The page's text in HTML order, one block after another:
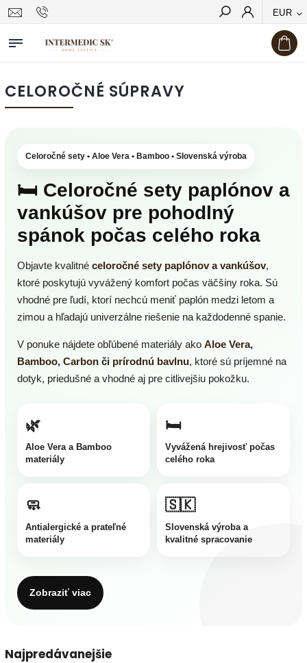
EUR
Hľadať
CELOROČNÉ SÚPRAVY
Celoročné sety • Aloe Vera • Bamboo • Slovenská výroba
🛏️ Celoročné sety paplónov a
vankúšov pre pohodlný
spánok počas celého roka
Objavte kvalitné celoročné sety paplónov a vankúšov,
ktoré poskytujú vyvážený komfort počas väčšiny roka. Sú
vhodné pre ľudí, ktorí nechcú meniť paplón medzi letom a
zimou a hľadajú univerzálne riešenie na každodenné spanie.
V ponuke nájdete obľúbené materiály ako Aloe Vera,
Bamboo, Carbon či prírodnú bavlnu, ktoré sú príjemné na
dotyk, priedušné a vhodné aj pre citlivejšiu pokožku.
🌿
Aloe Vera a Bamboo
materiály
🛏️
Vyvážená hrejivosť počas
celého roka
🧼
Antialergické a prateľné
materiály
🇸🇰
Slovenská výroba a
kvalitné spracovanie
Zobraziť viac
Najpredávanejšie